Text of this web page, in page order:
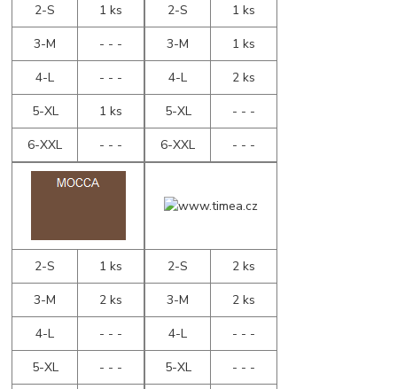
2-S
1 ks
3-M
- - -
4-L
- - -
5-XL
1 ks
6-XXL
- - -
2-S
1 ks
3-M
1 ks
4-L
2 ks
5-XL
- - -
6-XXL
- - -
2-S
1 ks
3-M
2 ks
4-L
- - -
5-XL
- - -
2-S
2 ks
3-M
2 ks
4-L
- - -
5-XL
- - -